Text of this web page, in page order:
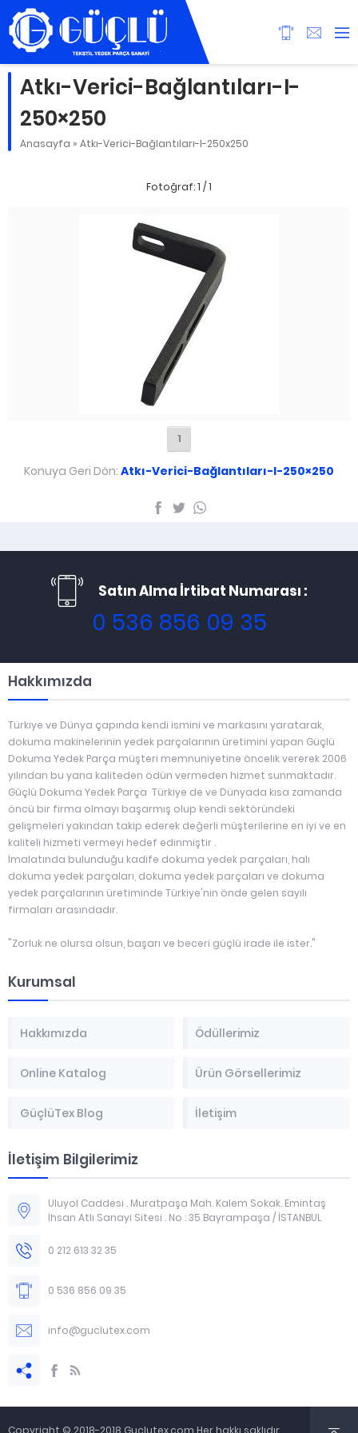
Atkı-Verici-Bağlantıları-I-
250×250
Anasayfa » Atkı-Verici-Bağlantıları-I-250x250
Fotoğraf: 1 / 1
1
Konuya Geri Dön: Atkı-Verici-Bağlantıları-I-250×250
Satın Alma İrtibat Numarası :
0 536 856 09 35
Hakkımızda
Türkiye ve Dünya çapında kendi ismini ve markasını yaratarak,
dokuma makinelerinin yedek parçalarının üretimini yapan Güçlü
Dokuma Yedek Parça müşteri memnuniyetine öncelik vererek 2006
yılından bu yana kaliteden ödün vermeden hizmet sunmaktadır.
Güçlü Dokuma Yedek Parça Türkiye de ve Dünyada kısa zamanda
öncü bir firma olmayı başarmış olup kendi sektöründeki
gelişmeleri yakından takip ederek değerli müşterilerine en iyi ve en
kaliteli hizmeti vermeyi hedef edinmiştir .
İmalatında bulunduğu kadife dokuma yedek parçaları, halı
dokuma yedek parçaları, dokuma yedek parçaları ve dokuma
yedek parçalarının üretiminde Türkiye'nin önde gelen sayılı
firmaları arasındadır.
"Zorluk ne olursa olsun, başarı ve beceri güçlü irade ile ister."
Kurumsal
Hakkımızda Ödüllerimiz
Online Katalog Ürün Görsellerimiz
GüçlüTex Blog İletişim
İletişim Bilgilerimiz
Uluyol Caddesi . Muratpaşa Mah. Kalem Sokak. Emintaş
İhsan Atlı Sanayi Sitesi . No : 35 Bayrampaşa / İSTANBUL
0 212 613 32 35
0 536 856 09 35
info@guclutex.com
Copyright © 2018-2018 Guclutex.com Her hakkı saklıdır.